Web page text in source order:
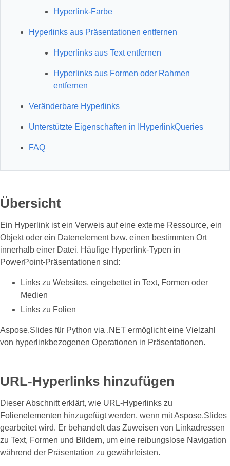
Hyperlink‑Farbe
Hyperlinks aus Präsentationen entfernen
Hyperlinks aus Text entfernen
Hyperlinks aus Formen oder Rahmen
entfernen
Veränderbare Hyperlinks
Unterstützte Eigenschaften in IHyperlinkQueries
FAQ
Übersicht
Ein Hyperlink ist ein Verweis auf eine externe Ressource, ein
Objekt oder ein Datenelement bzw. einen bestimmten Ort
innerhalb einer Datei. Häufige Hyperlink‑Typen in
PowerPoint‑Präsentationen sind:
Links zu Websites, eingebettet in Text, Formen oder
Medien
Links zu Folien
Aspose.Slides für Python via .NET ermöglicht eine Vielzahl
von hyperlinkbezogenen Operationen in Präsentationen.
URL‑Hyperlinks hinzufügen
Dieser Abschnitt erklärt, wie URL‑Hyperlinks zu
Folienelementen hinzugefügt werden, wenn mit Aspose.Slides
gearbeitet wird. Er behandelt das Zuweisen von Linkadressen
zu Text, Formen und Bildern, um eine reibungslose Navigation
während der Präsentation zu gewährleisten.